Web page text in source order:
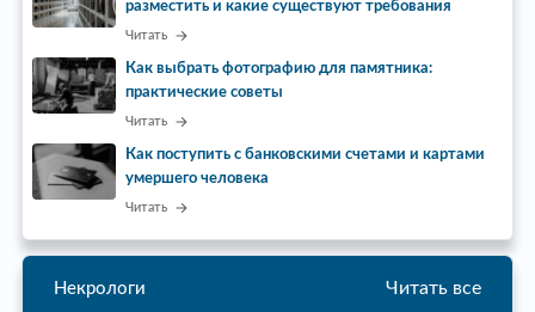
разместить и какие существуют требования
Читать
Как выбрать фотографию для памятника:
практические советы
Читать
Как поступить с банковскими счетами и картами
умершего человека
Читать
Некрологи Читать все